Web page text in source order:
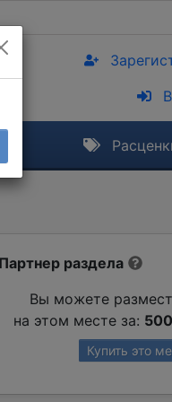
Партнер раздела
Вы можете
на этом месте за:
Купить это